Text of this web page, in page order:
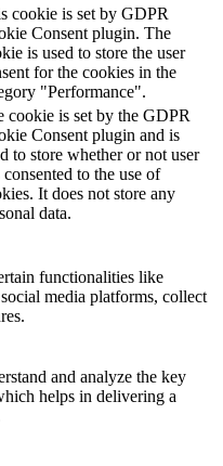
cookie is set by GDPR
Consent plugin. The
is used to store the user
for the cookies in the
"Performance".
cookie is set by the GDPR
Consent plugin and is
to store whether or not user
consented to the use of
It does not store any
data.
functionalities like
media platforms, collect
and analyze the key
helps in delivering a